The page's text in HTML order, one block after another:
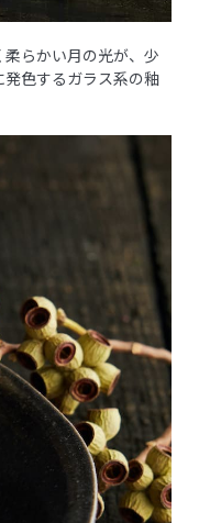
らかい月の光が、少
色するガラス系の釉